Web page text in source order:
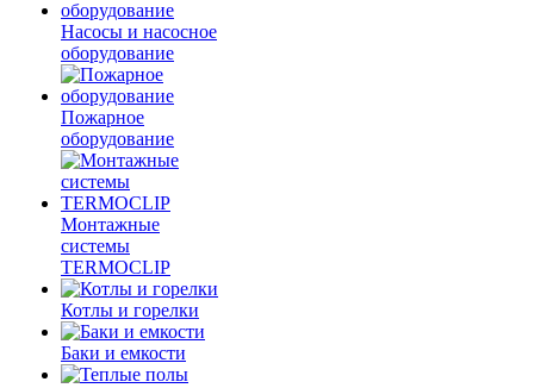
Насосы и насосное
оборудование
Пожарное
оборудование
Монтажные
системы
TERMOCLIP
Котлы и горелки
Баки и емкости